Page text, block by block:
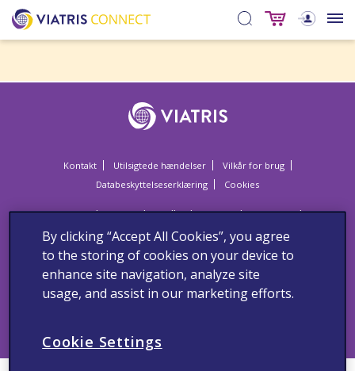
Kontakt Utilsigtede hændelser
Vilkår for brug
Databeskyttelseserklæring
Cookies
Dette website er til sundhedspersonale i Danmark.
bivirkninger og utilsigtede hændelser om vores produkter til Viatris
Danmark via:
Lægemiddelstyrelsen
Axel Heides Gade 1
DK-2300 København S
By clicking “Accept All Cookies”, you agree
to the storing of cookies on your device to
enhance site navigation, analyze site
usage, and assist in our marketing efforts.
Cookie Settings